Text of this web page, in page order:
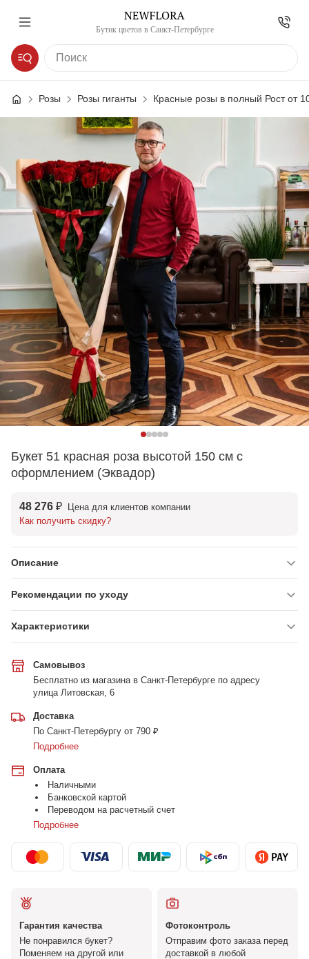
Бутик цветов в Санкт-Петербурге
Розы Розы гиганты Красные розы в полный Рост от
Букет 51 красная роза высотой 150 см с
оформлением (Эквадор)
48 276 ₽
Цена для клиентов компании
Как получить скидку?
Описание
Рекомендации по уходу
Характеристики
Самовывоз
Бесплатно из магазина в Санкт-Петербурге по адресу
улица Литовская, 6
Доставка
По Санкт-Петербургу от 790 ₽
Подробнее
Оплата
Наличными
Банковской картой
Переводом на расчетный счет
Подробнее
Гарантия качества
Не понравился букет?
Поменяем на другой или
Фотоконтроль
Отправим фото заказа перед
доставкой в любой